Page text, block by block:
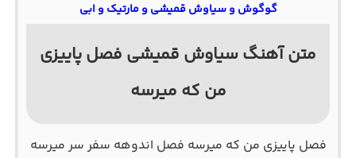
گوگوش و سیاوش قمیشی و مارتیک و ابی
متن آهنگ سیاوش قمیشی فصل پاییزی
من که میرسه
فصل پاییزی من که میرسه فصل اندوهه سفر سر میرسه